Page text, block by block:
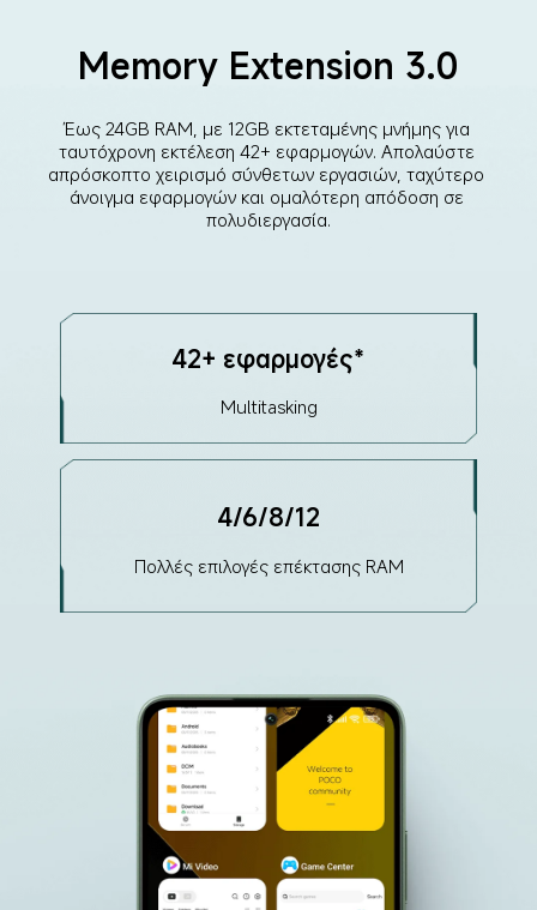
Memory Extension 3.0
Έως 24GB RAM, με 12GB εκτεταμένης μνήμης για
ταυτόχρονη εκτέλεση 42+ εφαρμογών. Απολαύστε
απρόσκοπτο χειρισμό σύνθετων εργασιών, ταχύτερο
άνοιγμα εφαρμογών και ομαλότερη απόδοση σε
πολυδιεργασία.
42+ εφαρμογές*
Multitasking
4/6/8/12
Πολλές επιλογές επέκτασης RAM